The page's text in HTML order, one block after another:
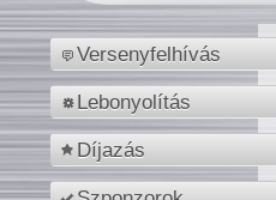
Versenyfelhívás
Lebonyolítás
Díjazás